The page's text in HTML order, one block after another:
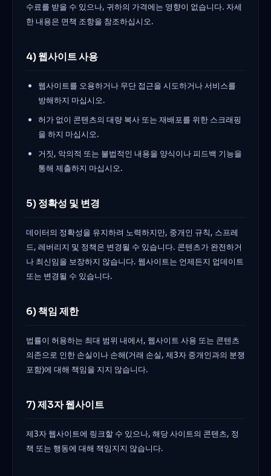
수료를 받을 수 있으나, 귀하의 가격에는 영향이 없습니다. 자세
한 내용은 면책 조항을 참조하십시오.
4) 웹사이트 사용
웹사이트를 오용하거나 무단 접근을 시도하거나 서비스를
방해하지 마십시오.
허가 없이 콘텐츠의 대량 복사 또는 재배포를 위한 스크래핑
을 하지 마십시오.
거짓, 악의적 또는 불법적인 내용을 양식이나 피드백 기능을
통해 제출하지 마십시오.
5) 정확성 및 변경
데이터의 정확성을 유지하려 노력하지만, 중개인 규칙, 스프레
드, 레버리지 및 정책은 변경될 수 있습니다. 콘텐츠가 완전하거
나 최신임을 보장하지 않습니다. 웹사이트는 언제든지 업데이트
또는 변경될 수 있습니다.
6) 책임 제한
법률이 허용하는 최대 범위 내에서, 웹사이트 사용 또는 콘텐츠
의존으로 인한 손실이나 손해(거래 손실, 제3자 중개인과의 분쟁
포함)에 대해 책임을 지지 않습니다.
7) 제3자 웹사이트
제3자 웹사이트에 링크할 수 있으나, 해당 사이트의 콘텐츠, 정
책 또는 행동에 대해 책임지지 않습니다.